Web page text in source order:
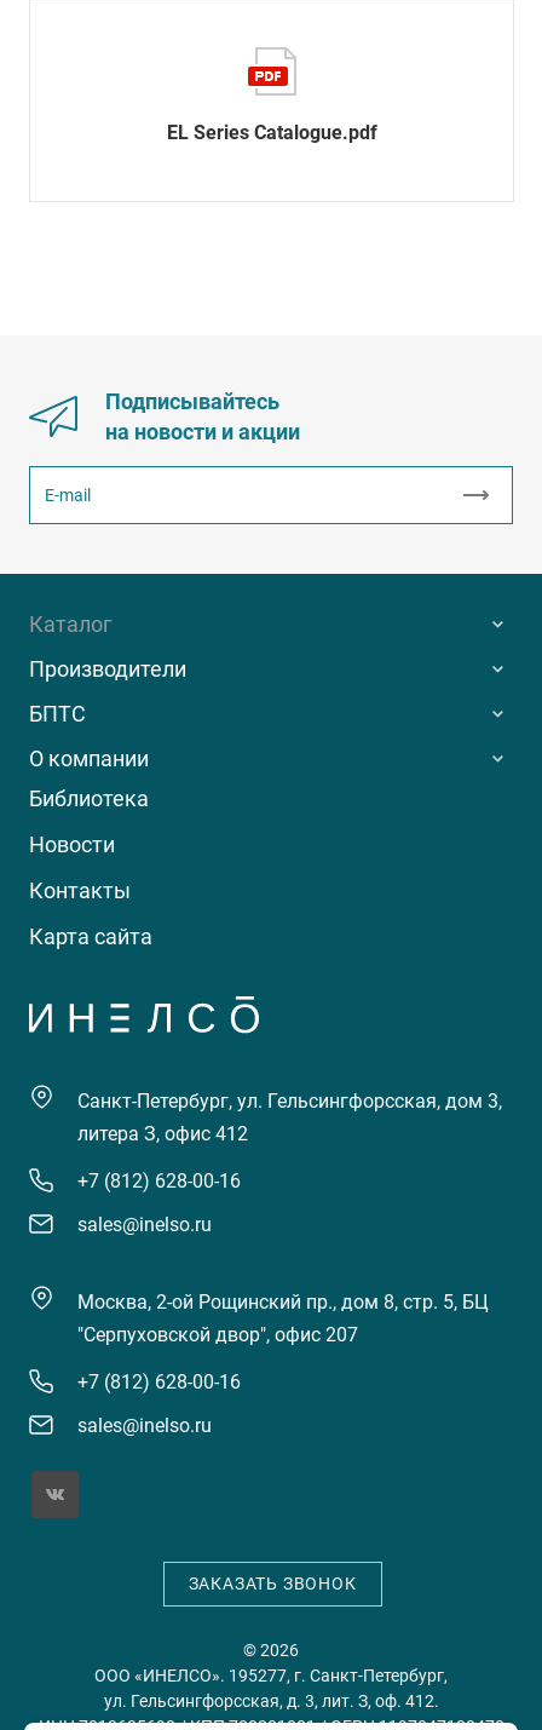
EL Series Catalogue.pdf
Подписывайтесь
на новости и акции
Каталог
Производители
БПТС
О компании
Библиотека
Новости
Контакты
Карта сайта
Санкт-Петербург, ул. Гельсингфорсская, дом 3,
литера З, офис 412
+7 (812) 628-00-16
sales@inelso.ru
Москва, 2-ой Рощинский пр., дом 8, стр. 5, БЦ
"Серпуховской двор", офис 207
+7 (812) 628-00-16
sales@inelso.ru
ЗАКАЗАТЬ ЗВОНОК
© 2026
ООО «ИНЕЛСО». 195277, г. Санкт-Петербург,
ул. Гельсингфорсская, д. 3, лит. З, оф. 412.